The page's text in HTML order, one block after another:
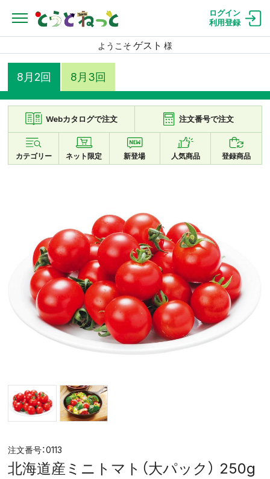
ログイン
利用登録
ようこそ ゲスト 様
8月2回 8月3回
Webカタログで注文 注文番号で注文
カテゴリー ネット限定 新登場 人気商品 登録商品
0113
北海道産ミニトマト（大パック） 250g